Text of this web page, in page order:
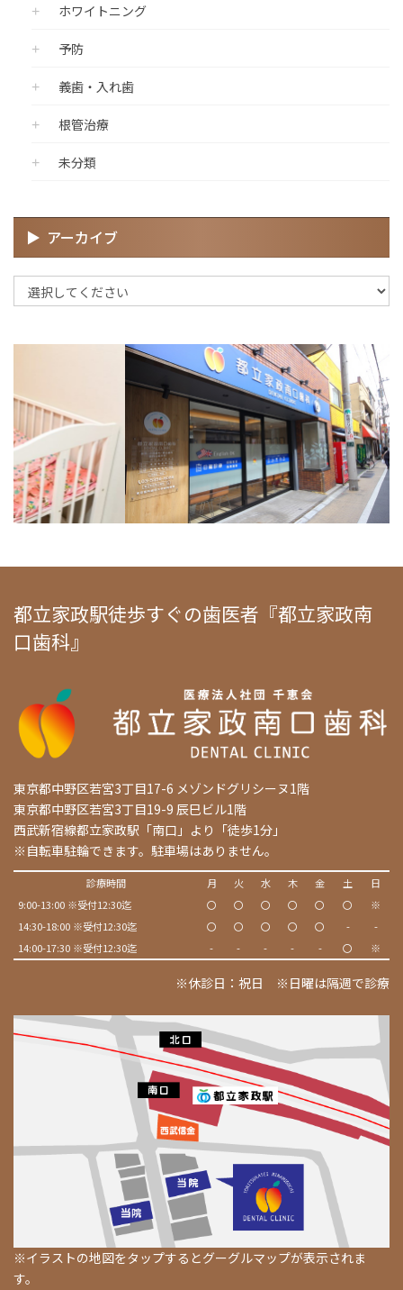
ホワイトニング
予防
義歯・入れ歯
根管治療
未分類
アーカイブ
都立家政駅徒歩すぐの歯医者『都立家政南
口歯科』
東京都中野区若宮3丁目17-6 メゾンドグリシーヌ1階
東京都中野区若宮3丁目19-9 辰巳ビル1階
西武新宿線都立家政駅「南口」より「徒歩1分」
※自転車駐輪できます。駐車場はありません。
診療時間 月 火 水 木 金 土
日
9:00-13:00 ※受付12:30迄
〇 〇 〇 〇 〇 〇
※
14:30-18:00 ※受付12:30迄
〇 〇 〇 〇 〇 -
-
14:00-17:30 ※受付12:30迄
- - - - - 〇 ※
※休診日：祝日 ※日曜は隔週で診療
※イラストの地図をタップするとグーグルマップが表示されま
す。